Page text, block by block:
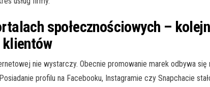
społecznościowych –
nie wystarczy. Obecnie promowanie marek odbywa się
profilu na Facebooku, Instagramie czy Snapchacie